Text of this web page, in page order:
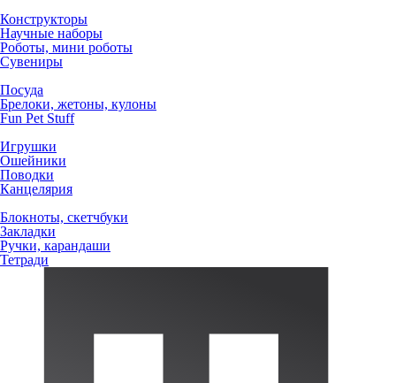
Конструкторы
Научные наборы
Роботы, мини роботы
Сувениры
Посуда
Брелоки, жетоны, кулоны
Fun Pet Stuff
Игрушки
Ошейники
Поводки
Канцелярия
Блокноты, скетчбуки
Закладки
Ручки, карандаши
Тетради